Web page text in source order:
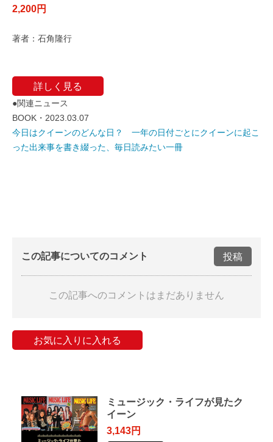
2,200円
著者：石角隆行
詳しく見る
●関連ニュース
BOOK・2023.03.07
今日はクイーンのどんな日？ 一年の日付ごとにクイーンに起こ
った出来事を書き綴った、毎日読みたい一冊
この記事についてのコメント 投稿
この記事へのコメントはまだありません
お気に入りに入れる
ミュージック・ライフが見たク
イーン
3,143円